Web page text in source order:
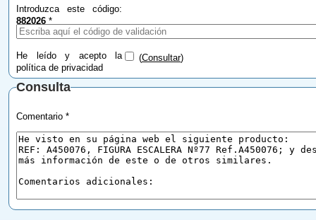
Introduzca este código:
882026 *
He leído y acepto la
política de privacidad
(Consultar)
Consulta
Comentario *